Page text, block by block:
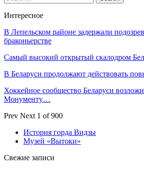
Интересное
В Лепельском районе задержали
браконьерстве
Самый высокий открытый скалодром
В Беларуси продолжают действовать
Хоккейное сообщество Беларуси
Монументу…
Prev Next 1 of 900
История горда Видзы
Музей «Вытоки»
Свежие записи